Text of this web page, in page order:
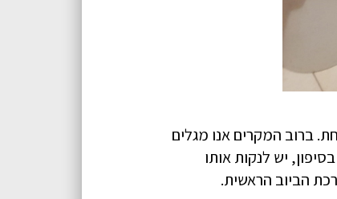
ברוב המקרים אנו מגלים
יש לנקות אותו
הביוב הראשית.